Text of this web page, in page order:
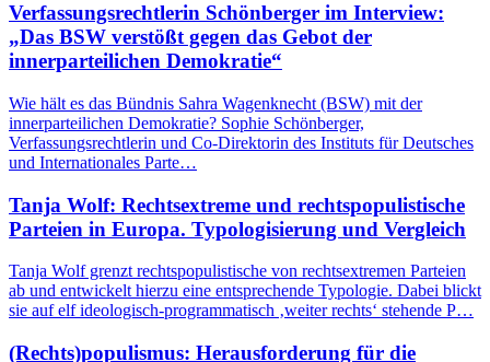
Verfassungsrechtlerin Schönberger im Interview:
„Das BSW verstößt gegen das Gebot der
innerparteilichen Demokratie“
Wie hält es das Bündnis Sahra Wagenknecht (BSW) mit der
innerparteilichen Demokratie? Sophie Schönberger,
Verfassungsrechtlerin und Co-Direktorin des Instituts für Deutsches
und Internationales Parte…
Tanja Wolf: Rechtsextreme und rechtspopulistische
Parteien in Europa. Typologisierung und Vergleich
Tanja Wolf grenzt rechtspopulistische von rechtsextremen Parteien
ab und entwickelt hierzu eine entsprechende Typologie. Dabei blickt
sie auf elf ideologisch-programmatisch ‚weiter rechts‘ stehende P…
(Rechts)populismus: Herausforderung für die